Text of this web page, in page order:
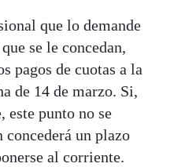
que lo demande
se le concedan,
pagos de cuotas a la
de 14 de marzo. Si,
este punto no se
un plazo
al corriente.